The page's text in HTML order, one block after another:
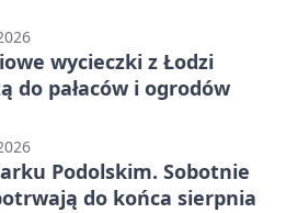
po przerwie
wycieczki z Łodzi
do pałaców i ogrodów
Podolskim. Sobotnie
do końca sierpnia